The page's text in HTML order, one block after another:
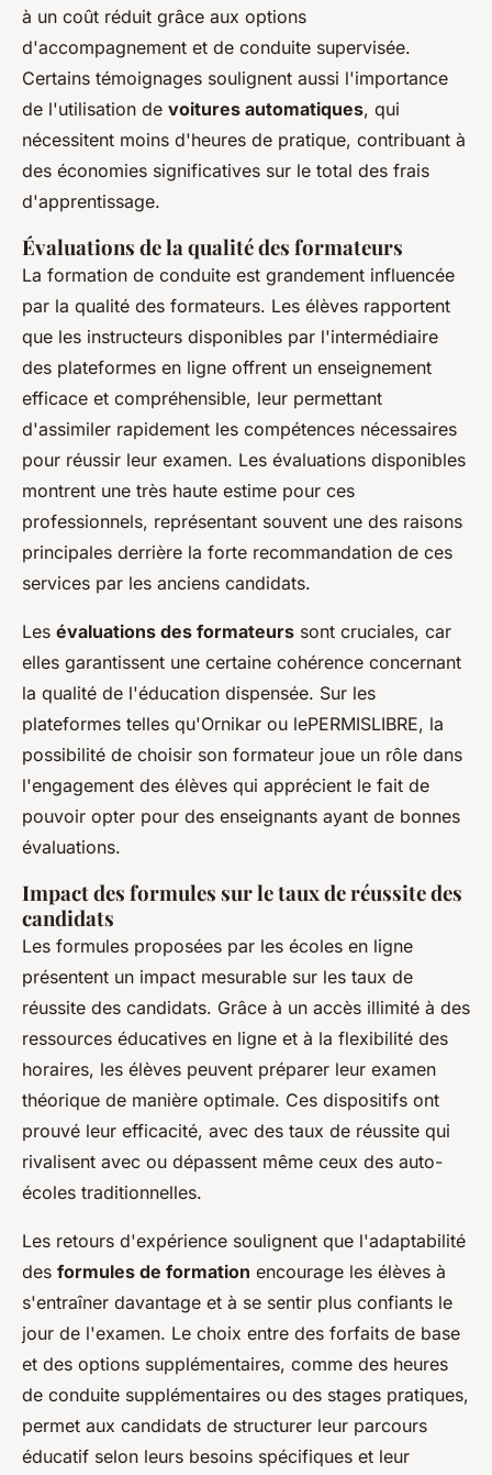
à un coût réduit grâce aux options
d'accompagnement et de conduite supervisée.
Certains témoignages soulignent aussi l'importance
de l'utilisation de voitures automatiques, qui
nécessitent moins d'heures de pratique, contribuant à
des économies significatives sur le total des frais
d'apprentissage.
Évaluations de la qualité des formateurs
La formation de conduite est grandement influencée
par la qualité des formateurs. Les élèves rapportent
que les instructeurs disponibles par l'intermédiaire
des plateformes en ligne offrent un enseignement
efficace et compréhensible, leur permettant
d'assimiler rapidement les compétences nécessaires
pour réussir leur examen. Les évaluations disponibles
montrent une très haute estime pour ces
professionnels, représentant souvent une des raisons
principales derrière la forte recommandation de ces
services par les anciens candidats.
Les évaluations des formateurs sont cruciales, car
elles garantissent une certaine cohérence concernant
la qualité de l'éducation dispensée. Sur les
plateformes telles qu'Ornikar ou lePERMISLIBRE, la
possibilité de choisir son formateur joue un rôle dans
l'engagement des élèves qui apprécient le fait de
pouvoir opter pour des enseignants ayant de bonnes
évaluations.
Impact des formules sur le taux de réussite des
candidats
Les formules proposées par les écoles en ligne
présentent un impact mesurable sur les taux de
réussite des candidats. Grâce à un accès illimité à des
ressources éducatives en ligne et à la flexibilité des
horaires, les élèves peuvent préparer leur examen
théorique de manière optimale. Ces dispositifs ont
prouvé leur efficacité, avec des taux de réussite qui
rivalisent avec ou dépassent même ceux des auto-
écoles traditionnelles.
Les retours d'expérience soulignent que l'adaptabilité
des formules de formation encourage les élèves à
s'entraîner davantage et à se sentir plus confiants le
jour de l'examen. Le choix entre des forfaits de base
et des options supplémentaires, comme des heures
de conduite supplémentaires ou des stages pratiques,
permet aux candidats de structurer leur parcours
éducatif selon leurs besoins spécifiques et leur